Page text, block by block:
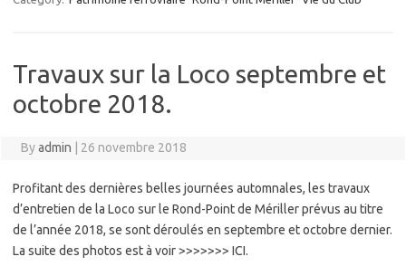
Travaux sur la Loco septembre et
octobre 2018.
Byadmin 26 novembre 2018
Profitant des dernières belles journées automnales, les travaux
d’entretien de la Loco sur le Rond-Point de Mériller prévus au titre
de l’année 2018, se sont déroulés en septembre et octobre dernier.
La suite des photos est à voir >>>>>>> ICI.